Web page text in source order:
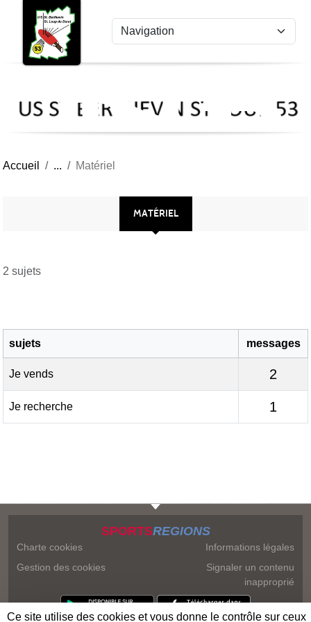
US
St
53
Accueil Matériel
MATÉRIEL
2 sujets
sujets messages
Je vends 2
Je recherche 1
SPORTSREGIONS
Charte cookies
Gestion des cookies
Informations légales
Signaler un contenu
inapproprié
Panneau de gestion des cookies
Ce site utilise des cookies et vous donne le contrôle sur ceux